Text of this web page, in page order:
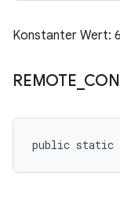
Konstanter
REMOTE
public static